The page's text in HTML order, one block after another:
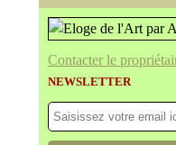
Contacter le
NEWSLETTER